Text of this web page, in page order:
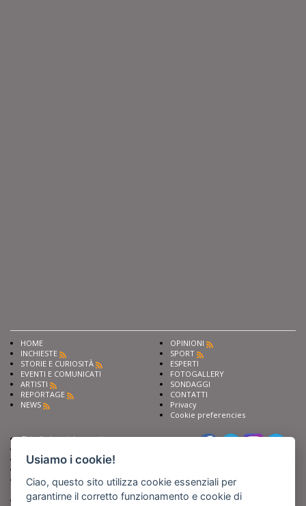
HOME
INCHIESTE
STORIE E CURIOSITÀ
EVENTI E COMUNICATI
ARTISTI
REPORTAGE
NEWS
OPINIONI
SPORT
ESPERTI
FOTOGALLERY
SONDAGGI
CONTATTI
Privacy
Cookie preferencies
Chiedi ai nostri esperti
Fai pubblicità con noi
Iscriviti al nostro corso di
giornalismo
Compra i nostri libri
Usiamo i cookie!
Ciao, questo sito utilizza cookie essenziali per
garantirne il corretto funzionamento e cookie di